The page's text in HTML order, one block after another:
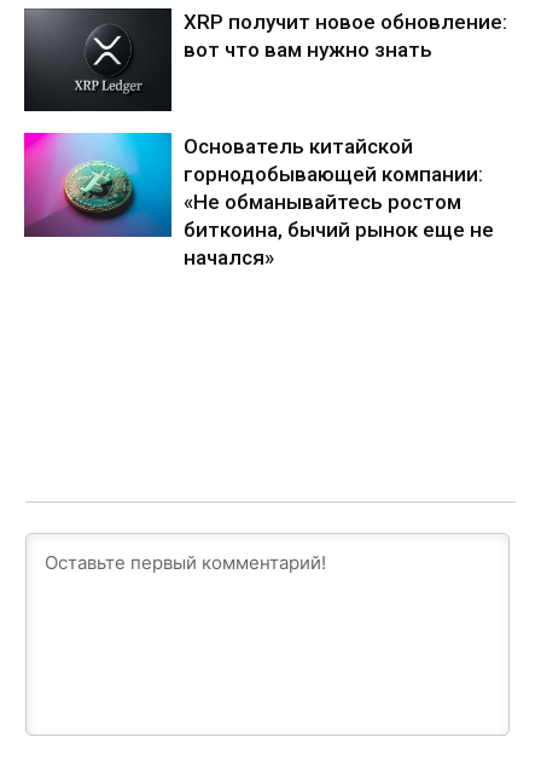
XRP получит новое обновление:
вот что вам нужно знать
Основатель китайской
горнодобывающей компании:
«Не обманывайтесь ростом
биткоина, бычий рынок еще не
начался»